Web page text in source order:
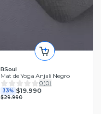
BSoul
Mat de Yoga Anjali Negro
0(0)
33% $19.990
$29.990